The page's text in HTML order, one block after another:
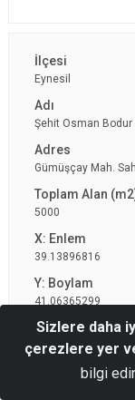
Eynesil
Şehit Osman Bodur
Gümüşçay Mah.
5000
39.13896816
41.06365299
Sizlere daha
çerezlere yer
bilgi